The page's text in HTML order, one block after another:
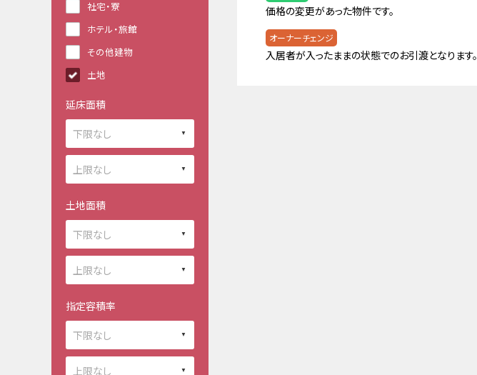
価格の変更があった物件です。
オーナーチェンジ
入居者が入ったままの状態でのお引渡となります。
社宅・寮
ホテル・旅館
その他建物
土地
延床面積
土地面積
指定容積率